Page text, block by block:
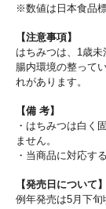
※数値は日本食品
【注意事項】
はちみつは、1歳未
腸内環境の整って
れがあります。
【備 考】
・はちみつは白く
ません。
・当商品に対応す
【発売日について】
例年発売は5月下旬